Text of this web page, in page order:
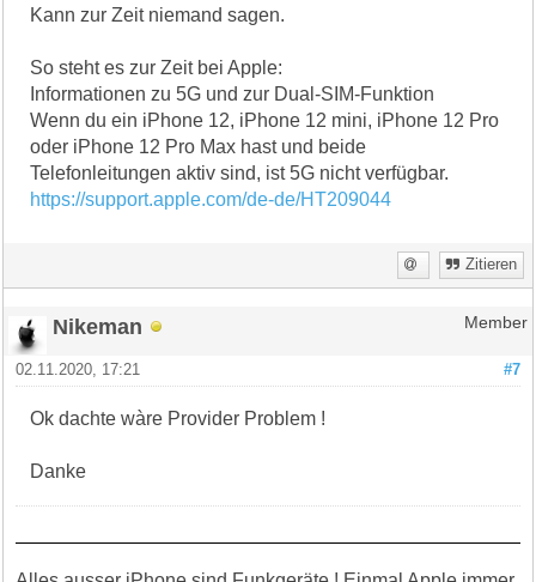
Kann zur Zeit niemand sagen.
So steht es zur Zeit bei Apple:
Informationen zu 5G und zur Dual-SIM-Funktion
Wenn du ein iPhone 12, iPhone 12 mini, iPhone 12 Pro
oder iPhone 12 Pro Max hast und beide
Telefonleitungen aktiv sind, ist 5G nicht verfügbar.
https://support.apple.com/de-de/HT209044
Zitieren
Nikeman Member
#7
02.11.2020, 17:21
Ok dachte wàre Provider Problem !
Danke